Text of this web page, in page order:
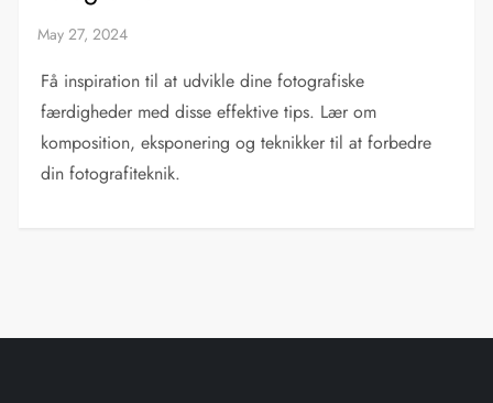
Få inspiration til at udvikle dine fotografiske
færdigheder med disse effektive tips. Lær om
komposition, eksponering og teknikker til at forbedre
din fotografiteknik.